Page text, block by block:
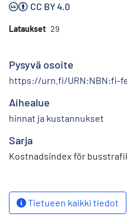
CC BY 4.0
Lataukset 29
Pysyvä osoite
https://urn.fi/URN:NBN:fi-
Aihealue
hinnat ja kustannukset
Sarja
Kostnadsindex för
Tietueen kaikki tiedot